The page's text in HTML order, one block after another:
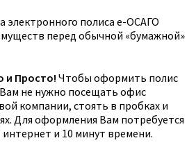
электронного полиса е-ОСАГО
перед обычной «бумажной»
и Просто! Чтобы оформить полис
не нужно посещать офис
компании, стоять в пробках и
Для оформления Вам потребуется
интернет и 10 минут времени.